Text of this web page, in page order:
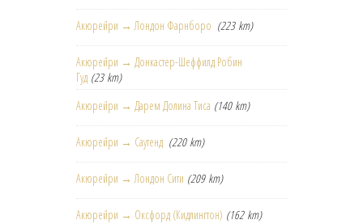
Акюрейри → Лондон Фарнборо (223 km)
Акюрейри → Донкастер-Шеффилд Робин
Гуд (23 km)
Акюрейри → Дарем Долина Тиса (140 km)
Акюрейри → Саутенд (220 km)
Акюрейри → Лондон Сити (209 km)
Акюрейри → Оксфорд (Кидлингтон) (162 km)